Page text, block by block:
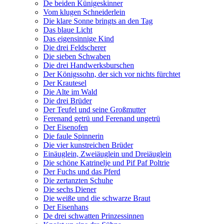
De beiden Künigeskinner
Vom klugen Schneiderlein
Die klare Sonne bringts an den Tag
Das blaue Licht
Das eigensinnige Kind
Die drei Feldscherer
Die sieben Schwaben
Die drei Handwerksburschen
Der Königssohn, der sich vor nichts fürchtet
Der Krautesel
Die Alte im Wald
Die drei Brüder
Der Teufel und seine Großmutter
Ferenand getrü und Ferenand ungetrü
Der Eisenofen
Die faule Spinnerin
Die vier kunstreichen Brüder
Einäuglein, Zweiäuglein und Dreiäuglein
Die schöne Katrinelje und Pif Paf Poltrie
Der Fuchs und das Pferd
Die zertanzten Schuhe
Die sechs Diener
Die weiße und die schwarze Braut
Der Eisenhans
De drei schwatten Prinzessinnen